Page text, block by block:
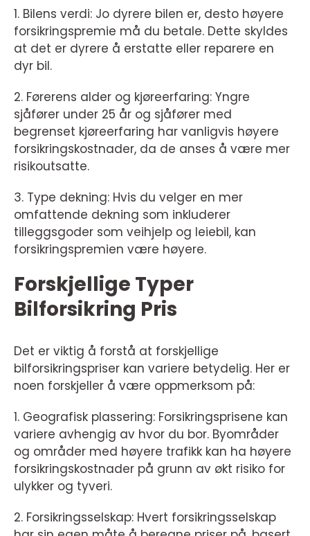
1. Bilens verdi: Jo dyrere bilen er, desto høyere
forsikringspremie må du betale. Dette skyldes
at det er dyrere å erstatte eller reparere en
dyr bil.
2. Førerens alder og kjøreerfaring: Yngre
sjåfører under 25 år og sjåfører med
begrenset kjøreerfaring har vanligvis høyere
forsikringskostnader, da de anses å være mer
risikoutsatte.
3. Type dekning: Hvis du velger en mer
omfattende dekning som inkluderer
tilleggsgoder som veihjelp og leiebil, kan
forsikringspremien være høyere.
Forskjellige Typer
Bilforsikring Pris
Det er viktig å forstå at forskjellige
bilforsikringspriser kan variere betydelig. Her er
noen forskjeller å være oppmerksom på:
1. Geografisk plassering: Forsikringsprisene kan
variere avhengig av hvor du bor. Byområder
og områder med høyere trafikk kan ha høyere
forsikringskostnader på grunn av økt risiko for
ulykker og tyveri.
2. Forsikringsselskap: Hvert forsikringsselskap